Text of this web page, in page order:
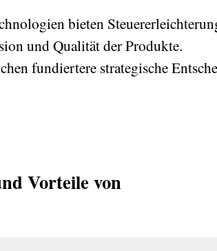
bieten
und Qualität der Produkte.
fundiertere strategische
Vorteile von